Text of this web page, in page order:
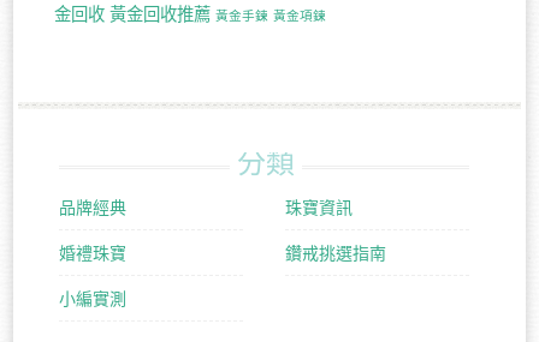
金回收 黃金回收推薦 黃金手鍊 黃金項鍊
分類
品牌經典
婚禮珠寶
小編實測
珠寶資訊
鑽戒挑選指南